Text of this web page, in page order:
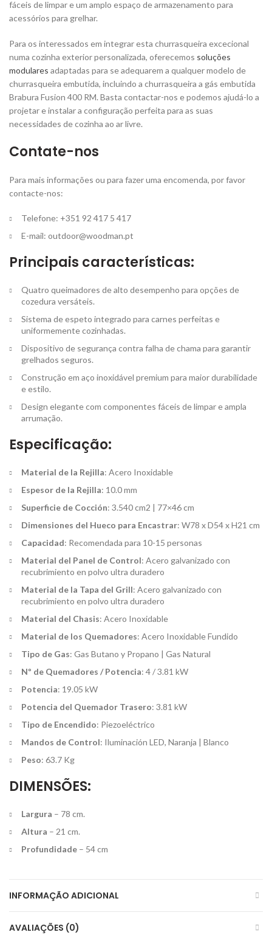
fáceis de limpar e um amplo espaço de armazenamento para
acessórios para grelhar.
Para os interessados ​​em integrar esta churrasqueira excecional
numa cozinha exterior personalizada, oferecemos soluções
modulares adaptadas para se adequarem a qualquer modelo de
churrasqueira embutida, incluindo a churrasqueira a gás embutida
Brabura Fusion 400 RM. Basta contactar-nos e podemos ajudá-lo a
projetar e instalar a configuração perfeita para as suas
necessidades de cozinha ao ar livre.
Contate-nos
Para mais informações ou para fazer uma encomenda, por favor
contacte-nos:
Telefone: +351 92 417 5 417
E-mail: outdoor@woodman.pt
Principais características:
Quatro queimadores de alto desempenho para opções de
cozedura versáteis.
Sistema de espeto integrado para carnes perfeitas e
uniformemente cozinhadas.
Dispositivo de segurança contra falha de chama para garantir
grelhados seguros.
Construção em aço inoxidável premium para maior durabilidade
e estilo.
Design elegante com componentes fáceis de limpar e ampla
arrumação.
Especificação:
Material de la Rejilla: Acero Inoxidable
Espesor de la Rejilla: 10.0 mm
Superficie de Cocción: 3.540 cm2 | 77×46 cm
Dimensiones del Hueco para Encastrar: W78 x D54 x H21 cm
Capacidad: Recomendada para 10-15 personas
Material del Panel de Control: Acero galvanizado con
recubrimiento en polvo ultra duradero
Material de la Tapa del Grill: Acero galvanizado con
recubrimiento en polvo ultra duradero
Material del Chasis: Acero Inoxidable
Material de los Quemadores: Acero Inoxidable Fundido
Tipo de Gas: Gas Butano y Propano | Gas Natural
Nº de Quemadores / Potencia: 4 / 3.81 kW
Potencia: 19.05 kW
Potencia del Quemador Trasero: 3.81 kW
Tipo de Encendido: Piezoeléctrico
Mandos de Control: Iluminación LED, Naranja | Blanco
Peso: 63.7 Kg
DIMENSÕES:
Largura – 78 cm.
Altura – 21 cm.
Profundidade – 54 cm
INFORMAÇÃO ADICIONAL
AVALIAÇÕES (0)